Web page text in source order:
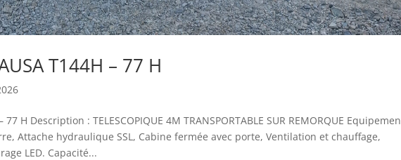
T144H – 77 H
77 H Description : TELESCOPIQUE 4M TRANSPORTABLE SUR REMORQUE
Attache hydraulique SSL, Cabine fermée avec porte, Ventilation et chauffage,
LED. Capacité...